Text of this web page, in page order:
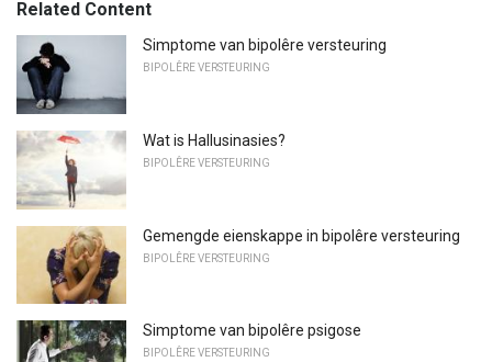
Related Content
Simptome van bipolêre versteuring
BIPOLÊRE VERSTEURING
Wat is Hallusinasies?
BIPOLÊRE VERSTEURING
Gemengde eienskappe in bipolêre versteuring
BIPOLÊRE VERSTEURING
Simptome van bipolêre psigose
BIPOLÊRE VERSTEURING